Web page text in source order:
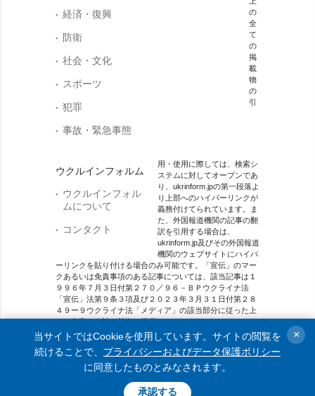
経済・復興
防衛
社会・文化
スポーツ
犯罪
事故・緊急事態
ウクルインフォルム
ウクルインフォル
ムについて
コンタクト
の
全
て
の
掲
載
物
の
引
用・使用に際しては、検索シ
ステムに対してオープンであ
り、ukrinform.jpの第一段落よ
り上部へのハイパーリンクが
義務付けてられています。ま
た、外国報道機関の記事の翻
訳を引用する場合は、
ukrinform.jp及びその外国報道
機関のウェブサイトにハイパ
ーリンクを貼り付ける場合のみ可能です。「宣伝」のマー
クあるいは免責事項のある記事については、該当記事は１
９９６年７月３日付第２７０／９６－ＢＰウクライナ法
「宣伝」法第９条３項及び２０２３年３月３１日付第２８
４９ー９ウクライナ法「メディア」の該当部分に従った上
で、合意／会計を根拠に掲載されています。
オンラインメディア主体 メディア識別番号：R40-01421.
© 2015-2026 Ukrinform. All rights reserved.
当サイトではCookieを使用しています。サイトの閲覧を
続けることで、 プライバシーおよびデータ保護ポリシー
に同意したものとみなされます。
承認する
×